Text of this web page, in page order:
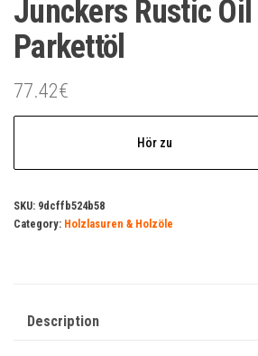
Junckers Rustic Oil
Parkettöl
77.42€
Hör zu
SKU: 9dcffb524b58
Category: Holzlasuren & Holzöle
Description